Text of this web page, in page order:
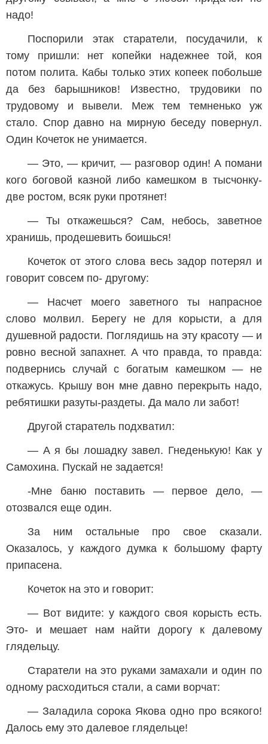
надо!
Поспорили этак старатели, посудачили, к
тому пришли: нет копейки надежнее той, коя
потом полита. Кабы только этих копеек побольше
да без барышников! Известно, трудовики по
трудовому и вывели. Меж тем темненько уж
стало. Спор давно на мирную беседу повернул.
Один Кочеток не унимается.
— Это, — кричит, — разговор один! А помани
кого боговой казной либо камешком в тысчонку-
две ростом, всяк руки протянет!
— Ты откажешься? Сам, небось, заветное
хранишь, продешевить боишься!
Кочеток от этого слова весь задор потерял и
говорит совсем по- другому:
— Насчет моего заветного ты напрасное
слово молвил. Берегу не для корысти, а для
душевной радости. Поглядишь на эту красоту — и
ровно весной запахнет. А что правда, то правда:
подвернись случай с богатым камешком — не
откажусь. Крышу вон мне давно перекрыть надо,
ребятишки разуты-раздеты. Да мало ли забот!
Другой старатель подхватил:
— А я бы лошадку завел. Гнеденькую! Как у
Самохина. Пускай не задается!
-Мне баню поставить — первое дело, —
отозвался еще один.
За ним остальные про свое сказали.
Оказалось, у каждого думка к большому фарту
припасена.
Кочеток на это и говорит:
— Вот видите: у каждого своя корысть есть.
Это- и мешает нам найти дорогу к далевому
глядельцу.
Старатели на это руками замахали и один по
одному расходиться стали, а сами ворчат:
— Заладила сорока Якова одно про всякого!
Далось ему это далевое глядельце!